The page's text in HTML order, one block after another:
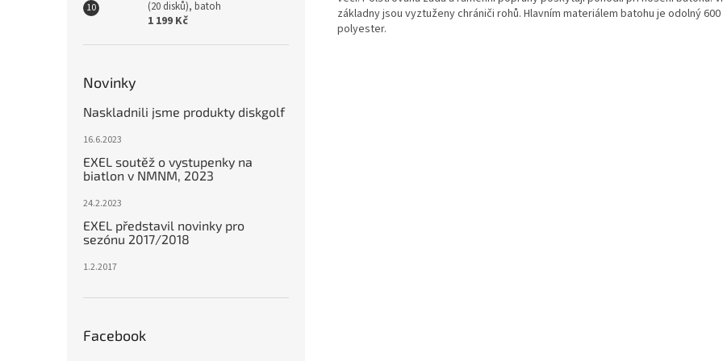
(20 disků), batoh
1 199 Kč
Novinky
Naskladnili jsme produkty diskgolf
16.6.2023
EXEL soutěž o vystupenky na
biatlon v NMNM, 2023
24.2.2023
EXEL představil novinky pro
sezónu 2017/2018
1.2.2017
Facebook
základny jsou vyztuženy chrániči rohů. Hlavním materiálem batohu je odolný 600
polyester.